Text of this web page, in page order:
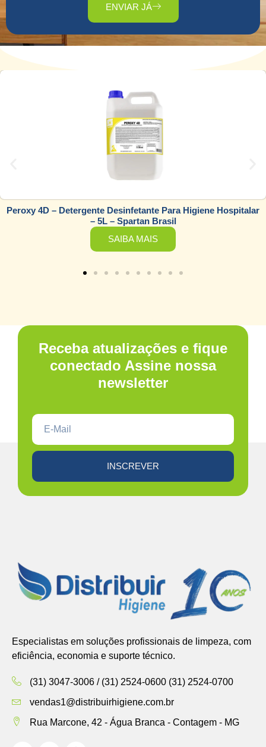
ENVIAR JÁ
Luva Látex Descartável C/ Amido Volk TG
SAIBA MAIS
Receba atualizações e fique
conectado Assine nossa
newsletter
INSCREVER
Especialistas em soluções profissionais de limpeza, com
eficiência, economia e suporte técnico.
(31) 3047-3006 / (31) 2524-0600 (31) 2524-0700
vendas1@distribuirhigiene.com.br
Rua Marcone, 42 - Água Branca - Contagem - MG